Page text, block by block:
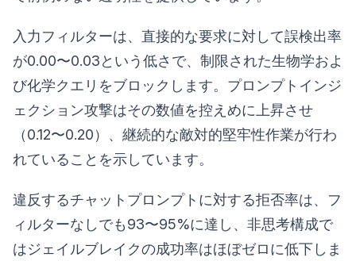
入力フィルターは、直接的な要求に対して誤検出率
が0.00〜0.03という低さで、制限された生物学およ
び化学クエリをブロックします。プロンプトインジ
ェクション攻撃はその数値を控えめに上昇させ
（0.12〜0.20）、継続的な敵対的堅牢性作業が行わ
れていることを示しています。
違反するチャットプロンプトに対する拒否率は、フ
ィルターなしでも93〜95%に達し、非思考構成で
はジェイルブレイクの成功率はほぼゼロに低下しま